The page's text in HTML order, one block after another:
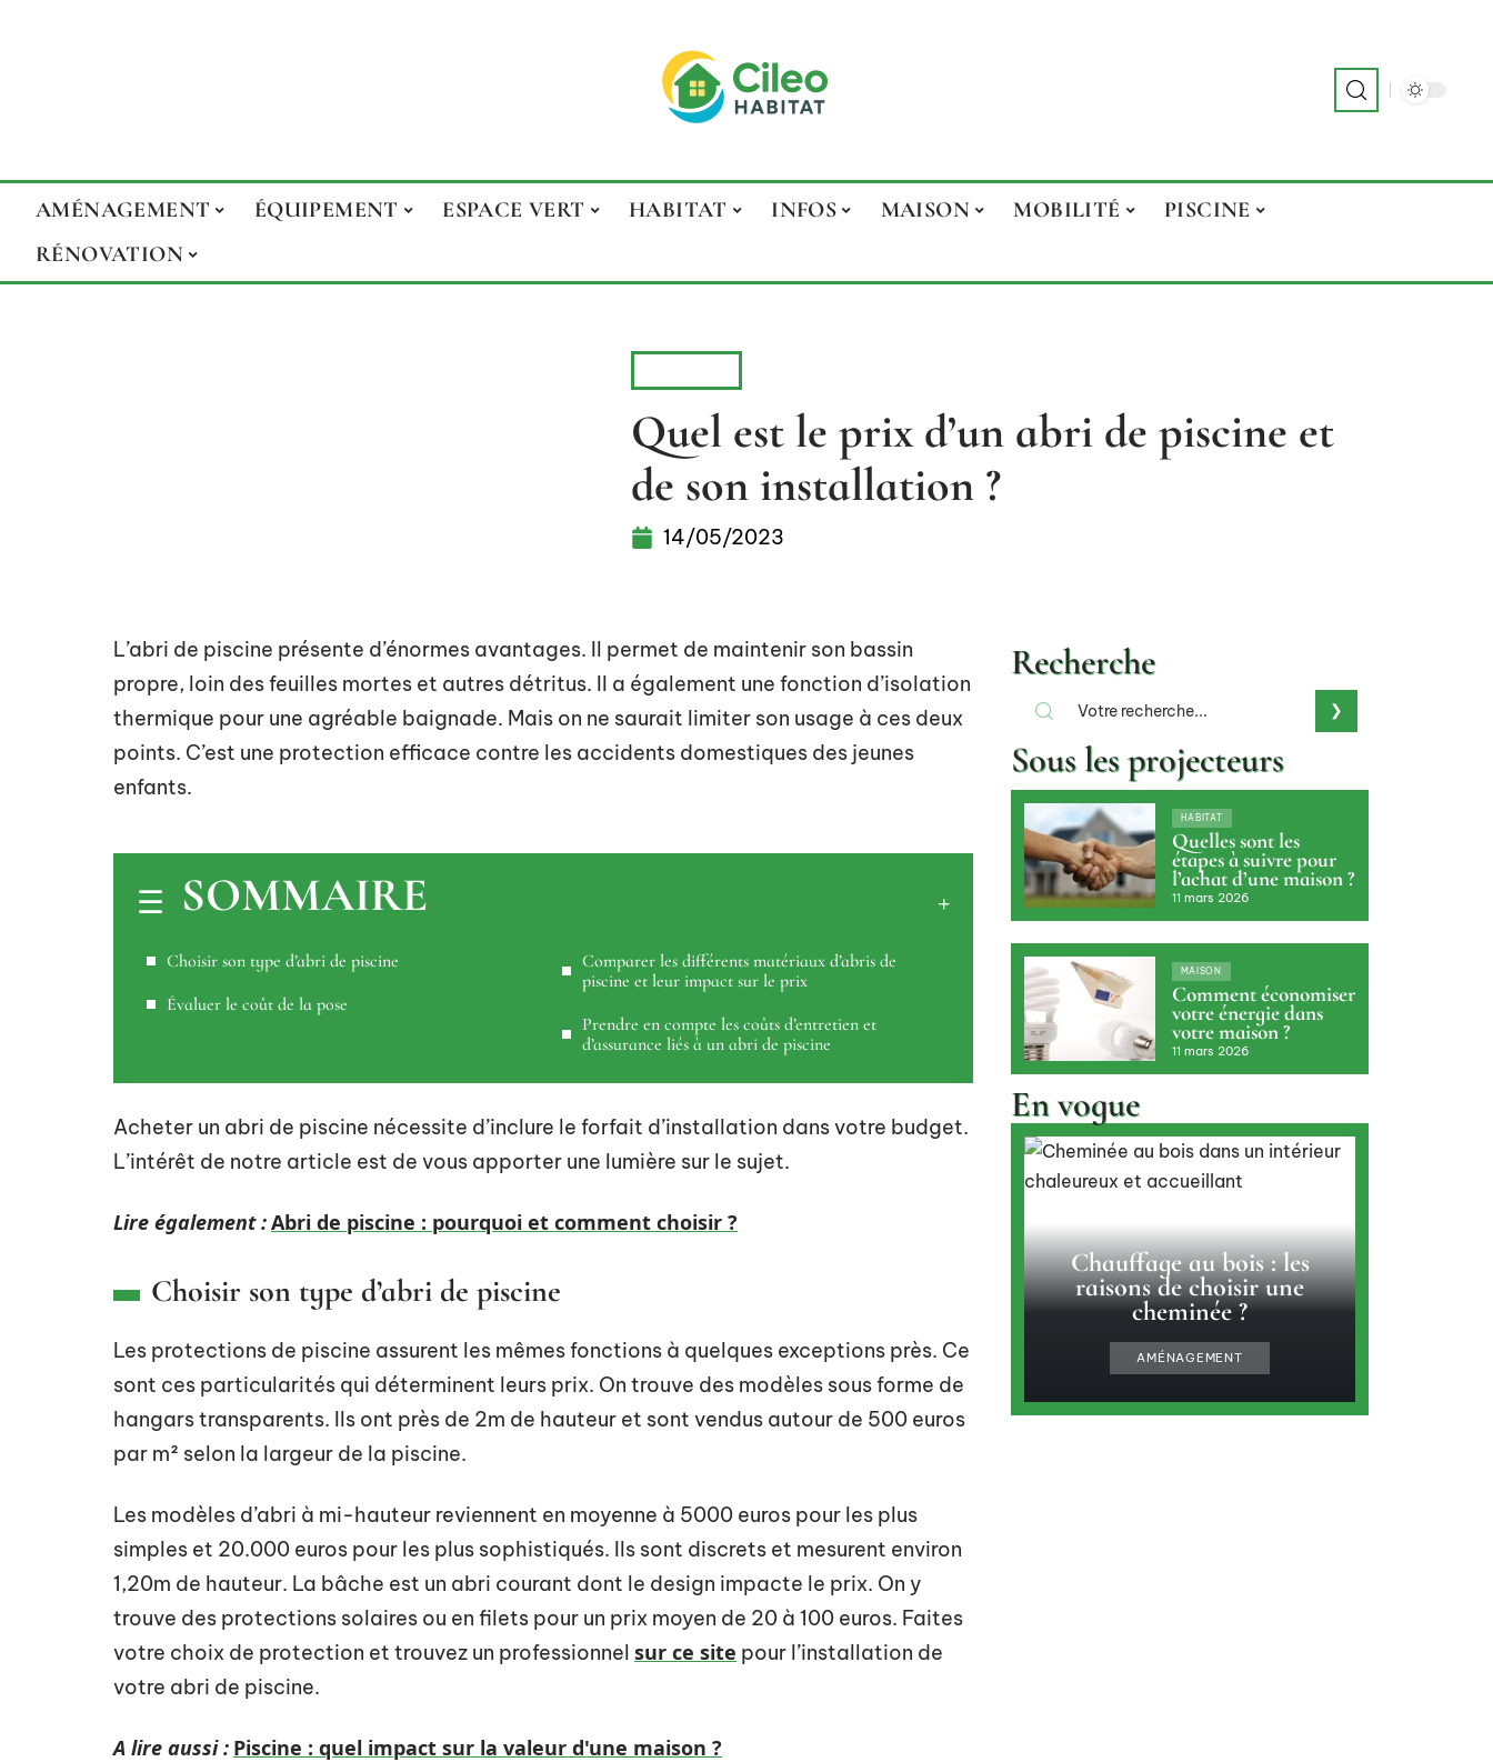
AMÉNAGEMENT ÉQUIPEMENT ESPACE VERT HABITAT INFOS MAISON MOBILITÉ
PISCINE
RÉNOVATION
Quel est le prix d’un abri de piscine et
de son installation ?
14/05/2023
L’abri de piscine présente d’énormes avantages. Il permet de maintenir son bassin
propre, loin des feuilles mortes et autres détritus. Il a également une fonction d’isolation
thermique pour une agréable baignade. Mais on ne saurait limiter son usage à ces deux
points. C’est une protection efficace contre les accidents domestiques des jeunes
enfants.
SOMMAIRE
Choisir son type d’abri de piscine
Évaluer le coût de la pose
Comparer les différents matériaux d’abris de
piscine et leur impact sur le prix
Prendre en compte les coûts d’entretien et
d’assurance liés à un abri de piscine
Acheter un abri de piscine nécessite d’inclure le forfait d’installation dans votre budget.
L’intérêt de notre article est de vous apporter une lumière sur le sujet.
Lire également :Abri de piscine : pourquoi et comment choisir ?
Choisir son type d’abri de piscine
Les protections de piscine assurent les mêmes fonctions à quelques exceptions près. Ce
sont ces particularités qui déterminent leurs prix. On trouve des modèles sous forme de
hangars transparents. Ils ont près de 2m de hauteur et sont vendus autour de 500 euros
par m² selon la largeur de la piscine.
Les modèles d’abri à mi-hauteur reviennent en moyenne à 5000 euros pour les plus
simples et 20.000 euros pour les plus sophistiqués. Ils sont discrets et mesurent environ
1,20m de hauteur. La bâche est un abri courant dont le design impacte le prix. On y
trouve des protections solaires ou en filets pour un prix moyen de 20 à 100 euros. Faites
votre choix de protection et trouvez un professionnel sur ce site pour l’installation de
votre abri de piscine.
A lire aussi : Piscine : quel impact sur la valeur d'une maison ?
Recherche
Sous les projecteurs
HABITAT
Quelles sont les
étapes à suivre pour
l’achat d’une maison ?
11 mars 2026
MAISON
Comment économiser
votre énergie dans
votre maison ?
11 mars 2026
En vogue
Chauffage au bois : les
raisons de choisir une
cheminée ?
AMÉNAGEMENT